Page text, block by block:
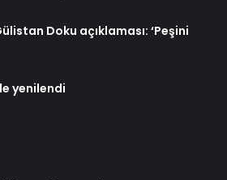
Doku açıklaması: ‘Peşini
yenilendi